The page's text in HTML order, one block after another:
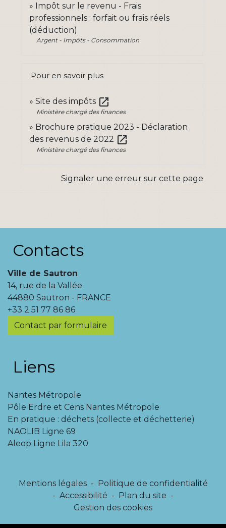
Impôt sur le revenu - Frais
professionnels : forfait ou frais réels
(déduction)
Argent - Impôts - Consommation
Pour en savoir plus
Site des impôts open_in_new
Ministère chargé des finances
Brochure pratique 2023 - Déclaration
des revenus de 2022 open_in_new
Ministère chargé des finances
Signaler une erreur sur cette page
Contacts
Ville de Sautron
14, rue de la Vallée
44880 Sautron - FRANCE
+33 2 51 77 86 86
Contact par formulaire
Liens
Nantes Métropole
Pôle Erdre et Cens Nantes Métropole
En pratique : déchets (collecte et déchetterie)
NAOLIB Ligne 69
Aleop Ligne Lila 320
Mentions légales - Politique de confidentialité
- Accessibilité - Plan du site -
Gestion des cookies